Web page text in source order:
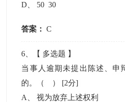
D
50 30
答案： C
6 、【 多选题 】
当事人逾期未提出陈述、申
的。（ ） [2分]
A
、视为放弃上述权利